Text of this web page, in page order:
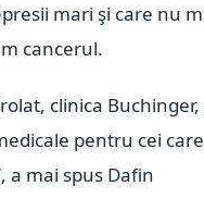
mari şi care nu
cancerul.
clinica Buchinger,
pentru cei care
a mai spus Dafin